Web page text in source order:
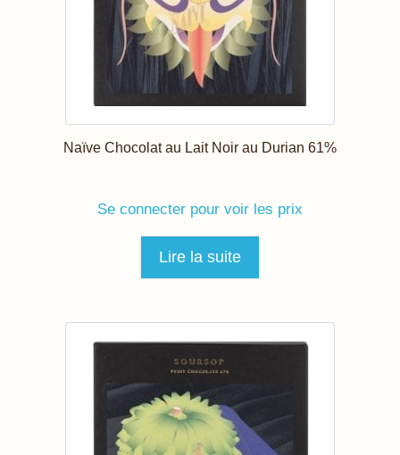
Naïve Chocolat au Lait Noir au Durian 61%
Se connecter pour voir les prix
Lire la suite